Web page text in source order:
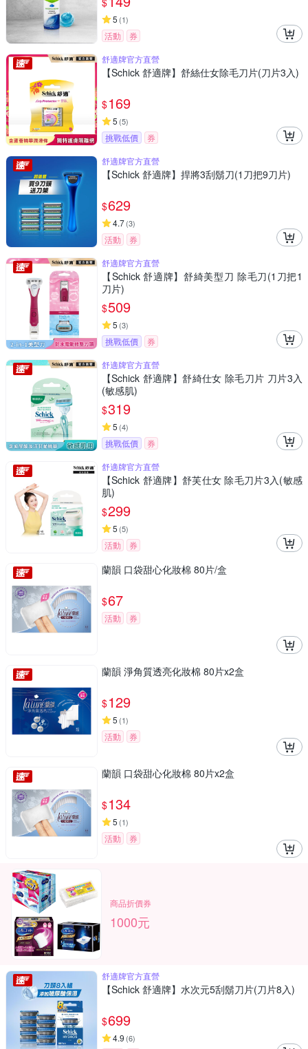
5 (1)
活動
券
舒適牌官方直營
【Schick 舒適牌】舒絲仕女除毛刀片(刀片3入)
$169
5 (5)
挑戰低價
券
舒適牌官方直營
【Schick 舒適牌】捍將3刮鬍刀(1刀把9刀片)
$629
4.7(3)
活動
券
舒適牌官方直營
【Schick 舒適牌】舒綺美型刀 除毛刀(1刀把1
刀片)
$509
5 (3)
挑戰低價
券
舒適牌官方直營
【Schick 舒適牌】舒綺仕女 除毛刀片 刀片3入
(敏感肌)
$319
5 (4)
挑戰低價
券
舒適牌官方直營
【Schick 舒適牌】舒芙仕女 除毛刀片3入(敏感
肌)
$299
5 (5)
活動 券
蘭韻 口袋甜心化妝棉 80片/盒
$67
活動 券
蘭韻 淨角質透亮化妝棉 80片x2盒
$129
5 (1)
活動 券
蘭韻 口袋甜心化妝棉 80片x2盒
$134
5 (1)
活動 券
商品折價券
1000元
舒適牌官方直營
【Schick 舒適牌】水次元5刮鬍刀片(刀片8入)
$699
4.9 (6)